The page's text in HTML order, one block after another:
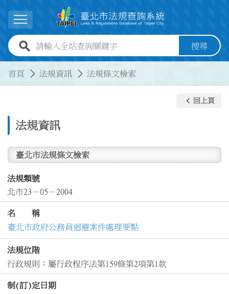
展開選單
全站查詢關鍵字欄位 搜尋
首頁 法規資訊 法規條文檢索
法規資訊
keyboard_arrow_left 回上頁
臺北市法規條文檢索
法規類號
北市23－05－2004
名 稱
臺北市政府公務員迴避案件處理要點
法規位階
行政規則：屬行政程序法第159條第2項第1款
制(訂)定日期